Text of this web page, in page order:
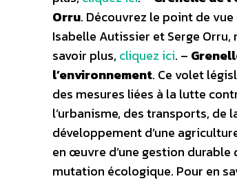
Orru. Découvrez le point de
Isabelle Autissier et Serge
savoir plus, cliquez ici. –
l’environnement. Ce volet
des mesures liées à la lutte
l’urbanisme, des transports, de
développement d’une
en œuvre d’une gestion durable
mutation écologique. Pour en